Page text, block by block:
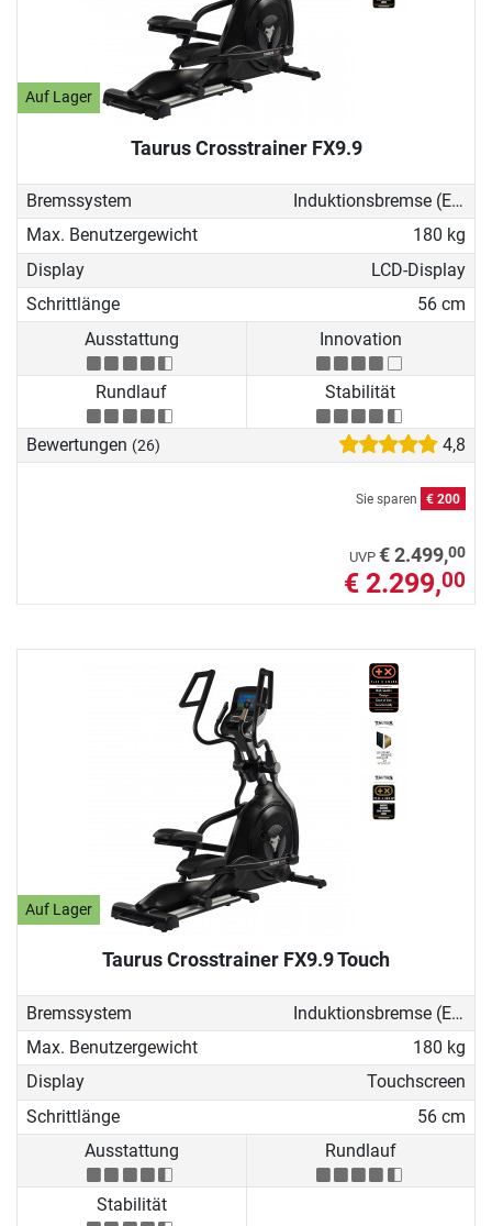
Auf Lager
Taurus Crosstrainer FX9.9
Bremssystem
Induktionsbremse (EMS)
Max. Benutzergewicht
180 kg
Display
LCD-Display
Schrittlänge
56 cm
Ausstattung
Innovation
Rundlauf Stabilität
Bewertungen (26) 4,8
Sie sparen € 200
UVP € 2.499,00
€ 2.299,00
Auf Lager
Taurus Crosstrainer FX9.9 Touch
Bremssystem
Induktionsbremse (EMS)
Max. Benutzergewicht
180 kg
Display
Touchscreen
Schrittlänge
56 cm
Ausstattung
Rundlauf
Stabilität